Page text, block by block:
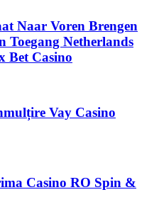
Naar Voren Brengen
Toegang Netherlands
Bet Casino
Vay Casino
Casino RO Spin &